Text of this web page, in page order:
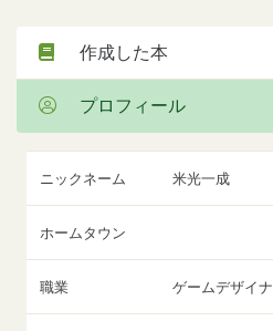
ニックネーム 米光一成
ホームタウン
職業 ゲームデザイナ
作成した本
プロフィール